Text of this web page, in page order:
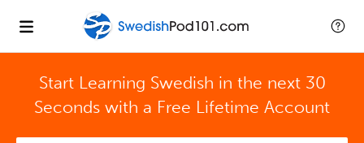
Start Learning Swedish in the next 30
Seconds with a Free Lifetime Account